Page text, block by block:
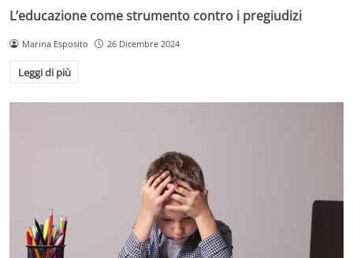
L’educazione come strumento contro i pregiudizi
Marina Esposito 26 Dicembre 2024
Leggi di più